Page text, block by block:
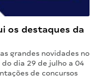
os destaques da
grandes novidades no
dia 29 de julho a 04
de concursos